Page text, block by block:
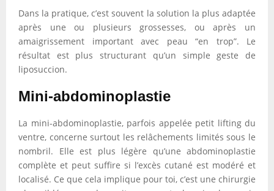
Dans la pratique, c’est souvent la solution la plus adaptée
après une ou plusieurs grossesses, ou après un
amaigrissement important avec peau “en trop”. Le
résultat est plus structurant qu’un simple geste de
liposuccion.
Mini-abdominoplastie
La mini-abdominoplastie, parfois appelée petit lifting du
ventre, concerne surtout les relâchements limités sous le
nombril. Elle est plus légère qu’une abdominoplastie
complète et peut suffire si l’excès cutané est modéré et
localisé. Ce que cela implique pour toi, c’est une chirurgie